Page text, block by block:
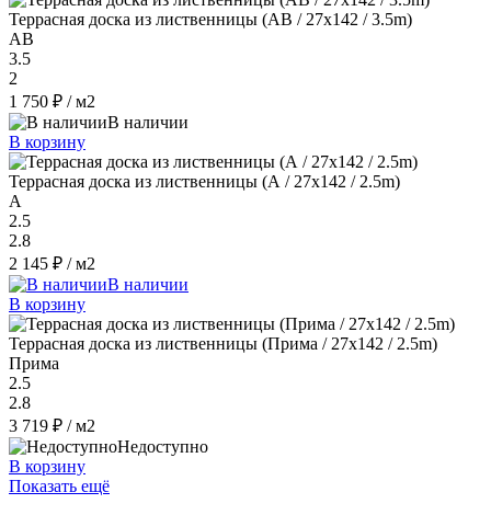
Террасная доска из лиственницы (AB / 27x142 / 3.5m)
AB
3.5
2
1 750 ₽ / м2
В наличии
В корзину
Террасная доска из лиственницы (А / 27x142 / 2.5m)
A
2.5
2.8
2 145 ₽ / м2
В наличии
В корзину
Террасная доска из лиственницы (Прима / 27x142 / 2.5m)
Прима
2.5
2.8
3 719 ₽ / м2
Недоступно
В корзину
Показать ещё